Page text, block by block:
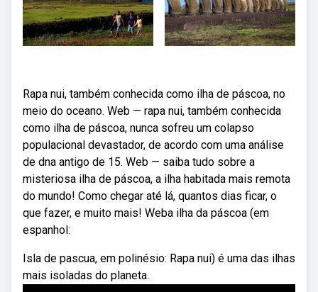
Rapa nui, também conhecida como ilha de páscoa, no
meio do oceano. Web — rapa nui, também conhecida
como ilha de páscoa, nunca sofreu um colapso
populacional devastador, de acordo com uma análise
de dna antigo de 15. Web — saiba tudo sobre a
misteriosa ilha de páscoa, a ilha habitada mais remota
do mundo! Como chegar até lá, quantos dias ficar, o
que fazer, e muito mais! Weba ilha da páscoa (em
espanhol:
Isla de pascua, em polinésio: Rapa nui) é uma das ilhas
mais isoladas do planeta.